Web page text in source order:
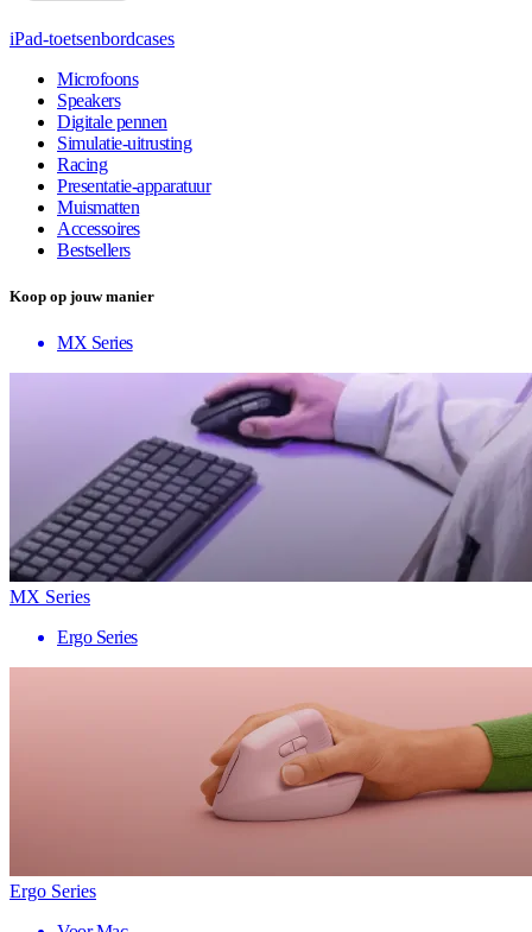
iPad-toetsenbordcases
Microfoons
Speakers
Digitale pennen
Simulatie-uitrusting
Racing
Presentatie-apparatuur
Muismatten
Accessoires
Bestsellers
Koop op jouw manier
MX Series
MX Series
Ergo Series
Ergo Series